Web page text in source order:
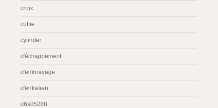
croix
cuffie
cylinder
d'échappement
d'embrayage
d'entretien
d6s05288